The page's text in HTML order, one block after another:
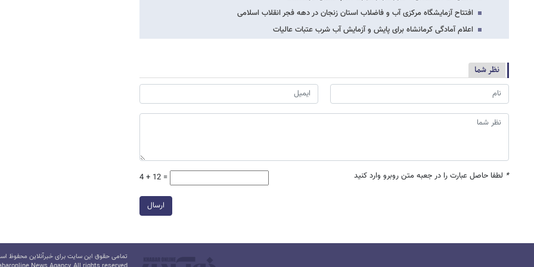
افتتاح آزمایشگاه مرکزی آب و فاضلاب استان زنجان در دهه فجر انقلاب اسلامی
اعلام آمادگی کرمانشاه برای پایش و آزمایش آب شرب عتبات عالیات
نظر شما
* لطفا حاصل عبارت را در جعبه متن روبرو وارد کنید 4 + 12 =
ارسال
تمامی حقوق این سایت برای خبرآنلاین محفوظ